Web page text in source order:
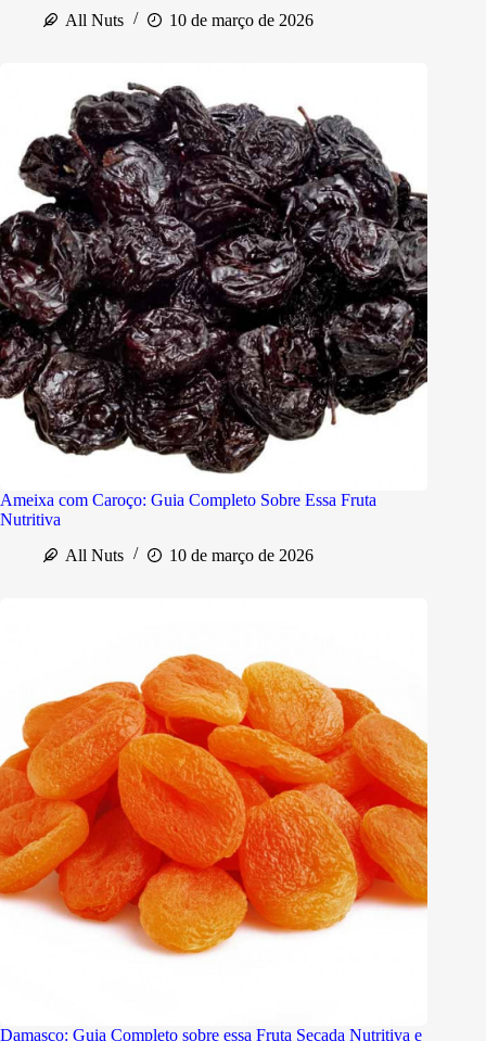
All Nuts
10 de março de 2026
Ameixa com Caroço: Guia Completo Sobre Essa Fruta
Nutritiva
All Nuts
10 de março de 2026
Damasco: Guia Completo sobre essa Fruta Secada Nutritiva e